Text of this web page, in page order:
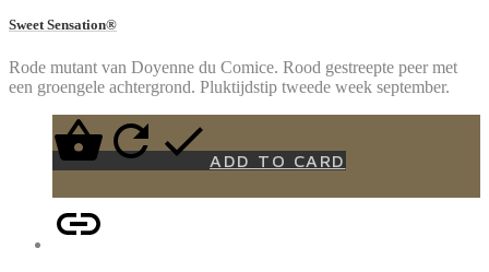
Sweet Sensation®
Rode mutant van Doyenne du Comice. Rood gestreepte peer met
een groengele achtergrond. Pluktijdstip tweede week september.
ADD TO CARD